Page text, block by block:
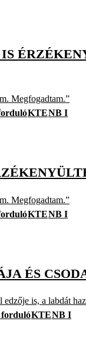
Megfogadtam.”
KTENB I
Megfogadtam.”
KTENB I
ÉS
edzője is, a labdát
KTENB I